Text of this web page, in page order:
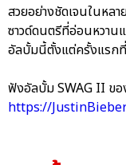
สวยอย่างชัดเจนในหล
ซาวด์ดนตรีที่อ่อนหวาน
อัลบั้มนี้ตั้งแต่ครั้งแรก
ฟังอัลบั้ม SWAG II ข
https://